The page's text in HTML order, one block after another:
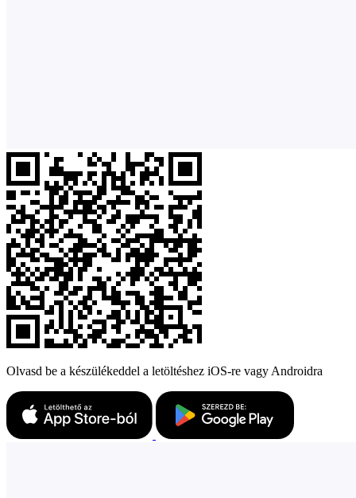
Olvasd be a készülékeddel a letöltéshez iOS-re vagy Androidra